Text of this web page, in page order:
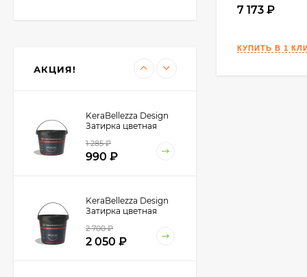
7 173
АКЦИЯ!
KeraBellezza Design
Затирка цветная
1 285
990
KeraBellezza Design
Затирка цветная
2 700
2 050